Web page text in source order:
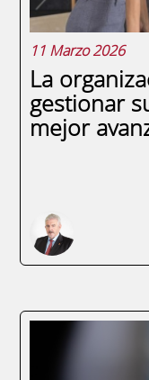
11 Marzo 2026
La
gestionar
mejor
El verdadero
problema
hacer con